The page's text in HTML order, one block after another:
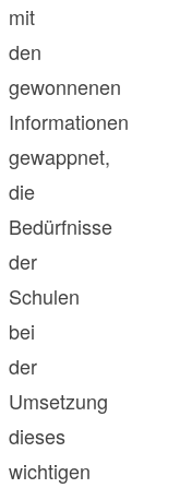
mit
den
gewonnenen
Informationen
gewappnet,
die
Bedürfnisse
der
Schulen
bei
der
Umsetzung
dieses
wichtigen